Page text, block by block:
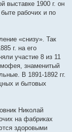
выставке 1900 г. он
рабочих и по
«снизу». Так
г. на его
участие 8 из 11
знаменитый
В 1891-1892 гг.
и бытовых
Николай
на фабриках
здоровыми